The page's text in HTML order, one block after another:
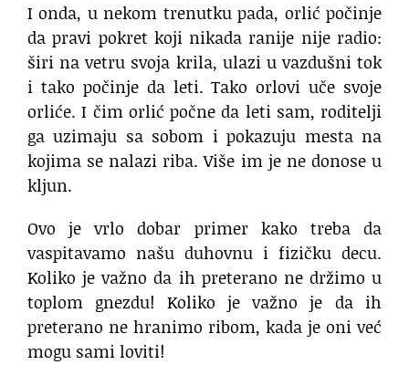
I onda, u nekom trenutku pada, orlić počinje
da pravi pokret koji nikada ranije nije radio:
širi na vetru svoja krila, ulazi u vazdušni tok
i tako počinje da leti. Tako orlovi uče svoje
orliće. I čim orlić počne da leti sam, roditelji
ga uzimaju sa sobom i pokazuju mesta na
kojima se nalazi riba. Više im je ne donose u
kljun.
Ovo je vrlo dobar primer kako treba da
vaspitavamo našu duhovnu i fizičku decu.
Koliko je važno da ih preterano ne držimo u
toplom gnezdu! Koliko je važno je da ih
preterano ne hranimo ribom, kada je oni već
mogu sami loviti!